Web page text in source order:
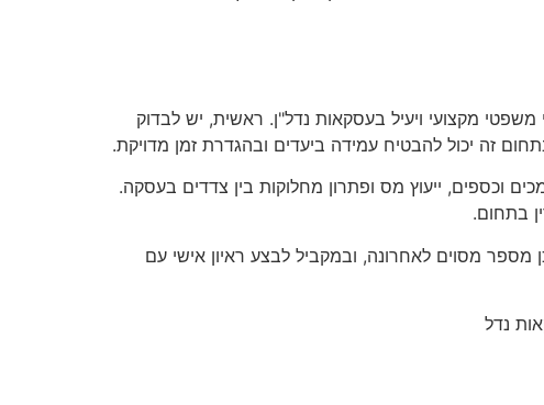
מקצועי ויעיל בעסקאות נדל"ן. ראשית, יש לבדוק
זה יכול להבטיח עמידה ביעדים ובהגדרת זמן מדויקת.
וכספים, ייעוץ מס ופתרון מחלוקות בין צדדים בעסקה.
בתחום.
מספר מסוים לאחרונה, ובמקביל לבצע ראיון אישי עם